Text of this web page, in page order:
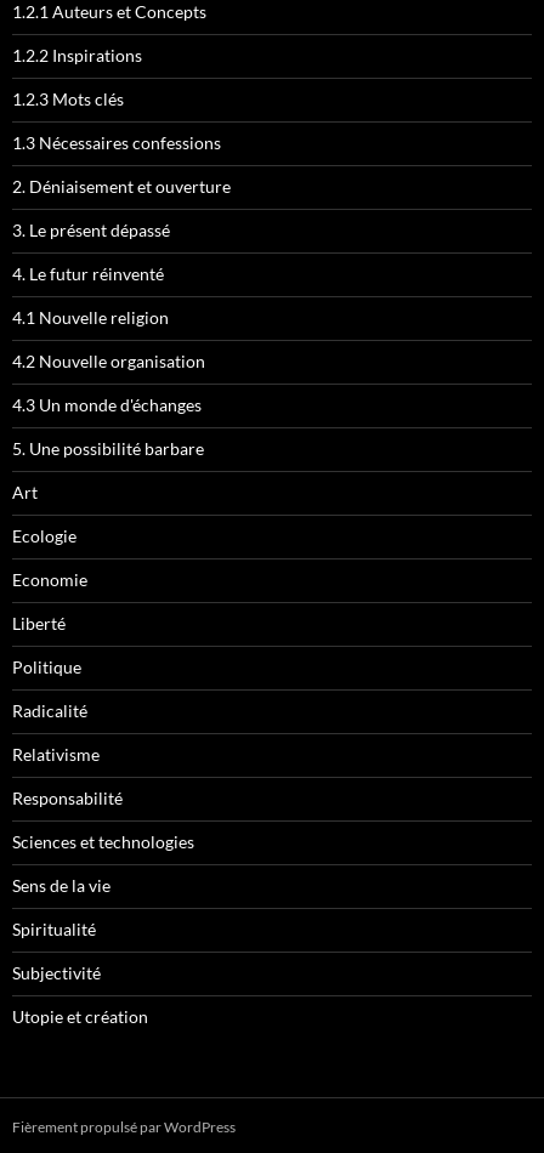
1.2.1 Auteurs et Concepts
1.2.2 Inspirations
1.2.3 Mots clés
1.3 Nécessaires confessions
2. Déniaisement et ouverture
3. Le présent dépassé
4. Le futur réinventé
4.1 Nouvelle religion
4.2 Nouvelle organisation
4.3 Un monde d'échanges
5. Une possibilité barbare
Art
Ecologie
Economie
Liberté
Politique
Radicalité
Relativisme
Responsabilité
Sciences et technologies
Sens de la vie
Spiritualité
Subjectivité
Utopie et création
Fièrement propulsé par WordPress